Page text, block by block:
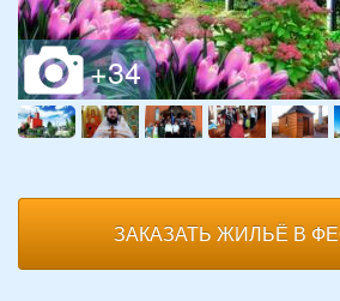
ЗАКАЗАТЬ ЖИЛЬЁ В